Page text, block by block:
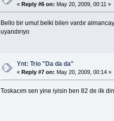
« Reply #6 on: May 20, 2009, 00:11 »
Bello bir umut belki bilen vardır
uyandırıyo
Ynt: Trio "Da da da"
« Reply #7 on: May 20, 2009, 00:14 »
Toskacım sen yine iyisin ben 82 de ilk